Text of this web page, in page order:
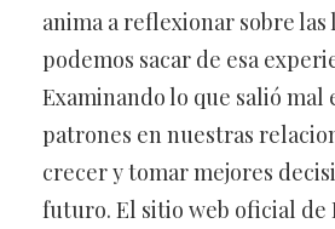
anima a reflexionar sobre las
podemos sacar de esa
Examinando lo que salió
patrones en nuestras
crecer y tomar mejores
futuro. El sitio web oficial de